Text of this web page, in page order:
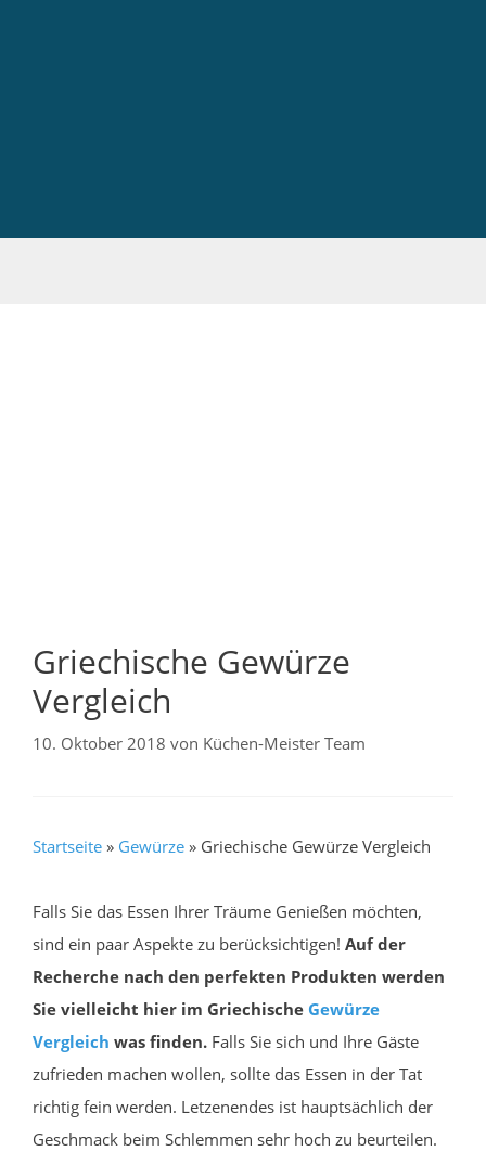
Griechische Gewürze
Vergleich
10. Oktober 2018 von Küchen-Meister Team
Startseite » Gewürze » Griechische Gewürze Vergleich
Falls Sie das Essen Ihrer Träume Genießen möchten,
sind ein paar Aspekte zu berücksichtigen! Auf der
Recherche nach den perfekten Produkten werden
Sie vielleicht hier im Griechische Gewürze
Vergleich was finden. Falls Sie sich und Ihre Gäste
zufrieden machen wollen, sollte das Essen in der Tat
richtig fein werden. Letzenendes ist hauptsächlich der
Geschmack beim Schlemmen sehr hoch zu beurteilen.